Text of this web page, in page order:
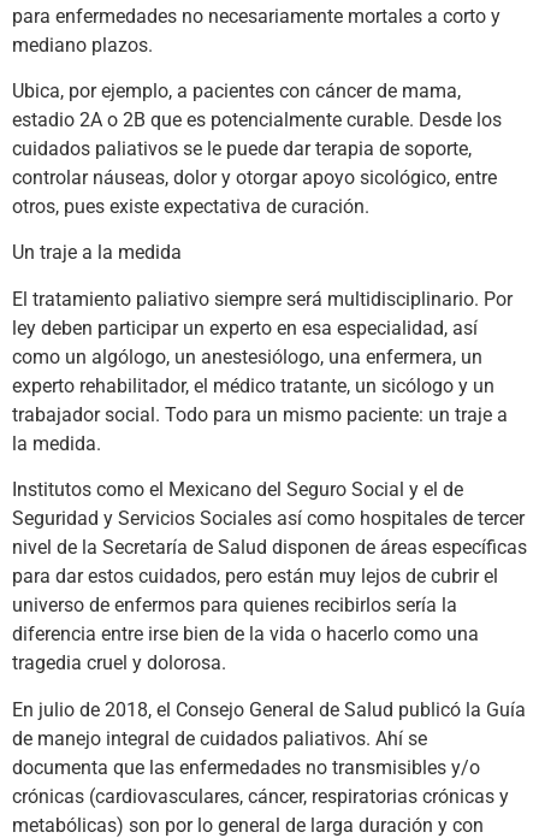
para enfermedades no necesariamente mortales a corto y
mediano plazos.
Ubica, por ejemplo, a pacientes con cáncer de mama,
estadio 2A o 2B que es potencialmente curable. Desde los
cuidados paliativos se le puede dar terapia de soporte,
controlar náuseas, dolor y otorgar apoyo sicológico, entre
otros, pues existe expectativa de curación.
Un traje a la medida
El tratamiento paliativo siempre será multidisciplinario. Por
ley deben participar un experto en esa especialidad, así
como un algólogo, un anestesiólogo, una enfermera, un
experto rehabilitador, el médico tratante, un sicólogo y un
trabajador social. Todo para un mismo paciente: un traje a
la medida.
Institutos como el Mexicano del Seguro Social y el de
Seguridad y Servicios Sociales así como hospitales de tercer
nivel de la Secretaría de Salud disponen de áreas específicas
para dar estos cuidados, pero están muy lejos de cubrir el
universo de enfermos para quienes recibirlos sería la
diferencia entre irse bien de la vida o hacerlo como una
tragedia cruel y dolorosa.
En julio de 2018, el Consejo General de Salud publicó la Guía
de manejo integral de cuidados paliativos. Ahí se
documenta que las enfermedades no transmisibles y/o
crónicas (cardiovasculares, cáncer, respiratorias crónicas y
metabólicas) son por lo general de larga duración y con